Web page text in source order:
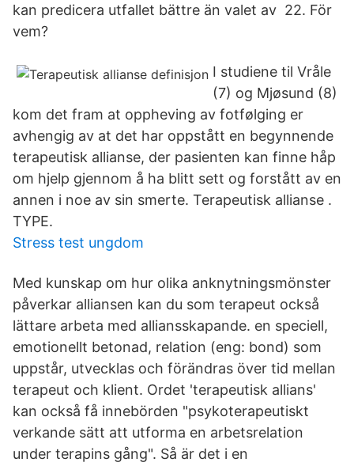
kan predicera utfallet bättre än valet av 22. För
vem?
I studiene til Vråle
(7) og Mjøsund (8)
kom det fram at oppheving av fotfølging er
avhengig av at det har oppstått en begynnende
terapeutisk allianse, der pasienten kan finne håp
om hjelp gjennom å ha blitt sett og forstått av en
annen i noe av sin smerte. Terapeutisk allianse .
TYPE.
Stress test ungdom
Med kunskap om hur olika anknytningsmönster
påverkar alliansen kan du som terapeut också
lättare arbeta med alliansskapande. en speciell,
emotionellt betonad, relation (eng: bond) som
uppstår, utvecklas och förändras över tid mellan
terapeut och klient. Ordet 'terapeutisk allians'
kan också få innebörden "psykoterapeutiskt
verkande sätt att utforma en arbetsrelation
under terapins gång". Så är det i en